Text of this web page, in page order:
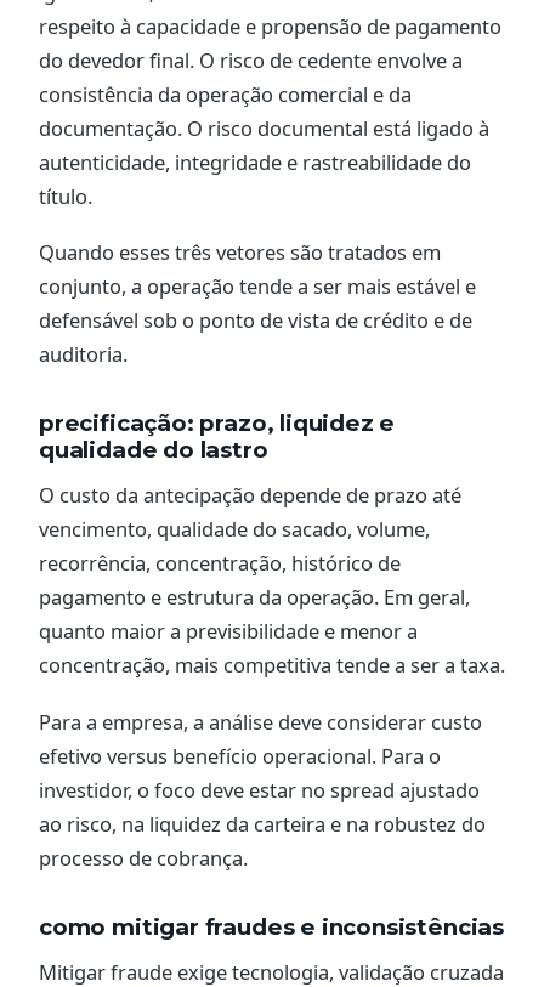
respeito à capacidade e propensão de pagamento
do devedor final. O risco de cedente envolve a
consistência da operação comercial e da
documentação. O risco documental está ligado à
autenticidade, integridade e rastreabilidade do
título.
Quando esses três vetores são tratados em
conjunto, a operação tende a ser mais estável e
defensável sob o ponto de vista de crédito e de
auditoria.
precificação: prazo, liquidez e
qualidade do lastro
O custo da antecipação depende de prazo até
vencimento, qualidade do sacado, volume,
recorrência, concentração, histórico de
pagamento e estrutura da operação. Em geral,
quanto maior a previsibilidade e menor a
concentração, mais competitiva tende a ser a taxa.
Para a empresa, a análise deve considerar custo
efetivo versus benefício operacional. Para o
investidor, o foco deve estar no spread ajustado
ao risco, na liquidez da carteira e na robustez do
processo de cobrança.
como mitigar fraudes e inconsistências
Mitigar fraude exige tecnologia, validação cruzada